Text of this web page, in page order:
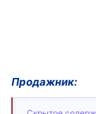
Продажник: